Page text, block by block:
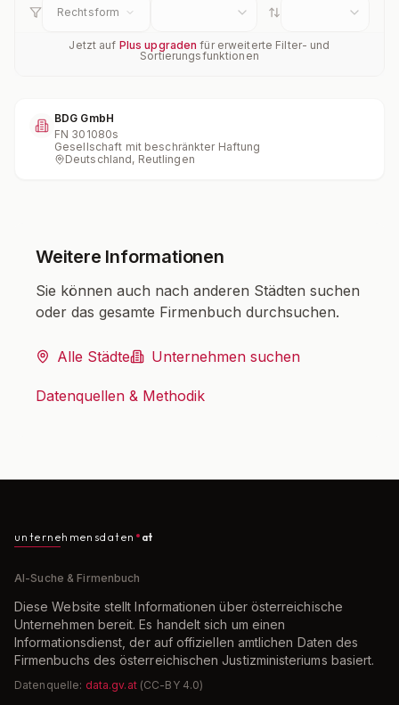
Rechtsform
Jetzt auf Plus upgraden für erweiterte Filter- und
Sortierungsfunktionen
BDG GmbH
FN 301080s
Gesellschaft mit beschränkter Haftung
Deutschland, Reutlingen
Weitere Informationen
Sie können auch nach anderen Städten suchen
oder das gesamte Firmenbuch durchsuchen.
Alle Städte Unternehmen suchen
Datenquellen & Methodik
unternehmensdaten at
AI-Suche & Firmenbuch
Diese Website stellt Informationen über österreichische
Unternehmen bereit. Es handelt sich um einen
Informationsdienst, der auf offiziellen amtlichen Daten des
Firmenbuchs des österreichischen Justizministeriums basiert.
Datenquelle: data.gv.at (CC-BY 4.0)